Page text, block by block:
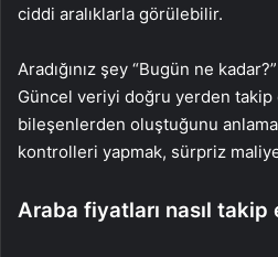
ciddi aralıklarla görülebilir.
Aradığınız şey “Bugün ne
Güncel veriyi doğru yerden takip
bileşenlerden oluştuğunu
kontrolleri yapmak, sürpriz
Araba fiyatları nasıl takip